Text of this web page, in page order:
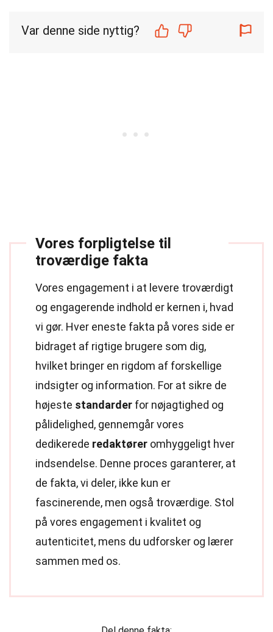
Var denne side nyttig?
Vores forpligtelse til
troværdige fakta
Vores engagement i at levere troværdigt
og engagerende indhold er kernen i, hvad
vi gør. Hver eneste fakta på vores side er
bidraget af rigtige brugere som dig,
hvilket bringer en rigdom af forskellige
indsigter og information. For at sikre de
højeste standarder for nøjagtighed og
pålidelighed, gennemgår vores
dedikerede redaktører omhyggeligt hver
indsendelse. Denne proces garanterer, at
de fakta, vi deler, ikke kun er
fascinerende, men også troværdige. Stol
på vores engagement i kvalitet og
autenticitet, mens du udforsker og lærer
sammen med os.